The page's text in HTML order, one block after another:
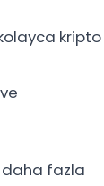
kripto
daha fazla